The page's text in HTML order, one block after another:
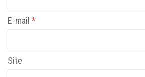
E-mail *
Site